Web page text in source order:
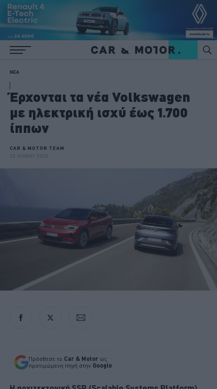
ΝΕΑ
Έρχονται τα νέα Volkswagen
με ηλεκτρική ισχύ έως 1.700
ίππων
CAR & MOTOR TEAM
25 ΙΟΥΝΙΟΥ 2023
Πρόσθεσε το Car & Motor ως
προτιμώμενη πηγή στην Google